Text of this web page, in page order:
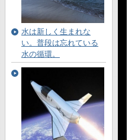
水は新しく生まれな
い。普段は忘れている
水の循環。